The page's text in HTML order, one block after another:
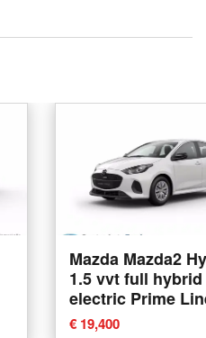
Mazda Mazda2
1.5 vvt full hybrid
electric Prime
cvt nuova a
€ 19,400